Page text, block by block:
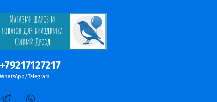
+79217127217
WhatsApp/Telegram